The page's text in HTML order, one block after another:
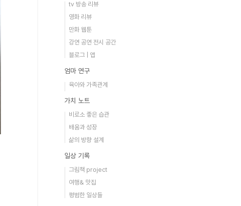
tv 방송 리뷰
영화 리뷰
만화 웹툰
강연 공연 전시 공간
블로그 | 앱
엄마 연구
육아와 가족관계
가치 노트
비로소 좋은 습관
배움과 성장
삶의 방향 설계
일상 기록
그림책 project
여행& 맛집
평범한 일상들